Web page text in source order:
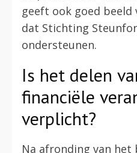
geeft ook goed
dat Stichting
ondersteunen.
Is het delen
financiële
verplicht?
Na afronding van het